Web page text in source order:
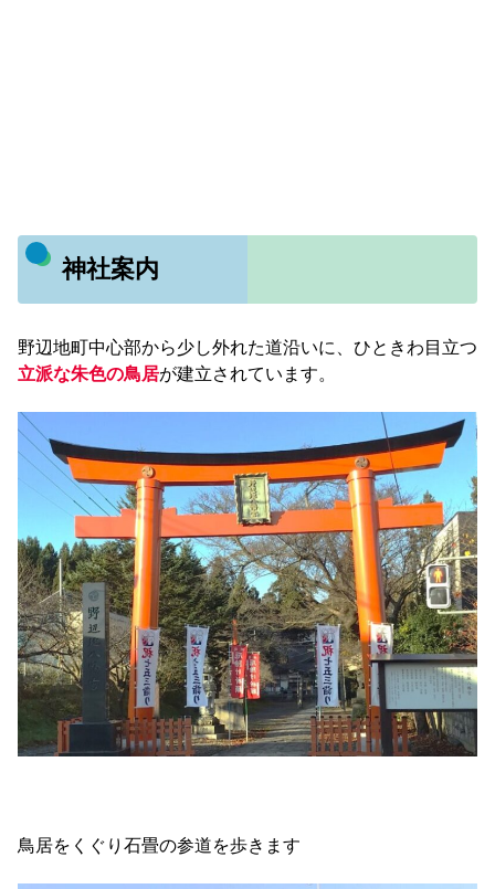
神社案内
野辺地町中心部から少し外れた道沿いに、ひときわ目立つ
立派な朱色の鳥居が建立されています。
鳥居をくぐり石畳の参道を歩きます